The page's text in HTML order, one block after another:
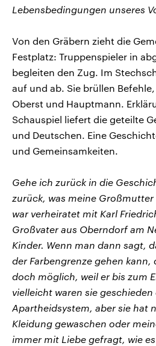
Lebensbedingungen unseres
Von den Gräbern zieht die
Festplatz: Truppenspieler in
begleiten den Zug. Im
auf und ab. Sie brüllen
Oberst und Hauptmann.
Schauspiel liefert die geteilte
und Deutschen. Eine
und Gemeinsamkeiten.
Gehe ich zurück in die
zurück, was meine
war verheiratet mit Karl
Großvater aus Oberndorf am
Kinder. Wenn man dann sagt,
der Farbengrenze gehen kann,
doch möglich, weil er bis zum
vielleicht waren sie geschieden
Apartheidsystem, aber sie hat
Kleidung gewaschen oder
immer mit Liebe gefragt, wie